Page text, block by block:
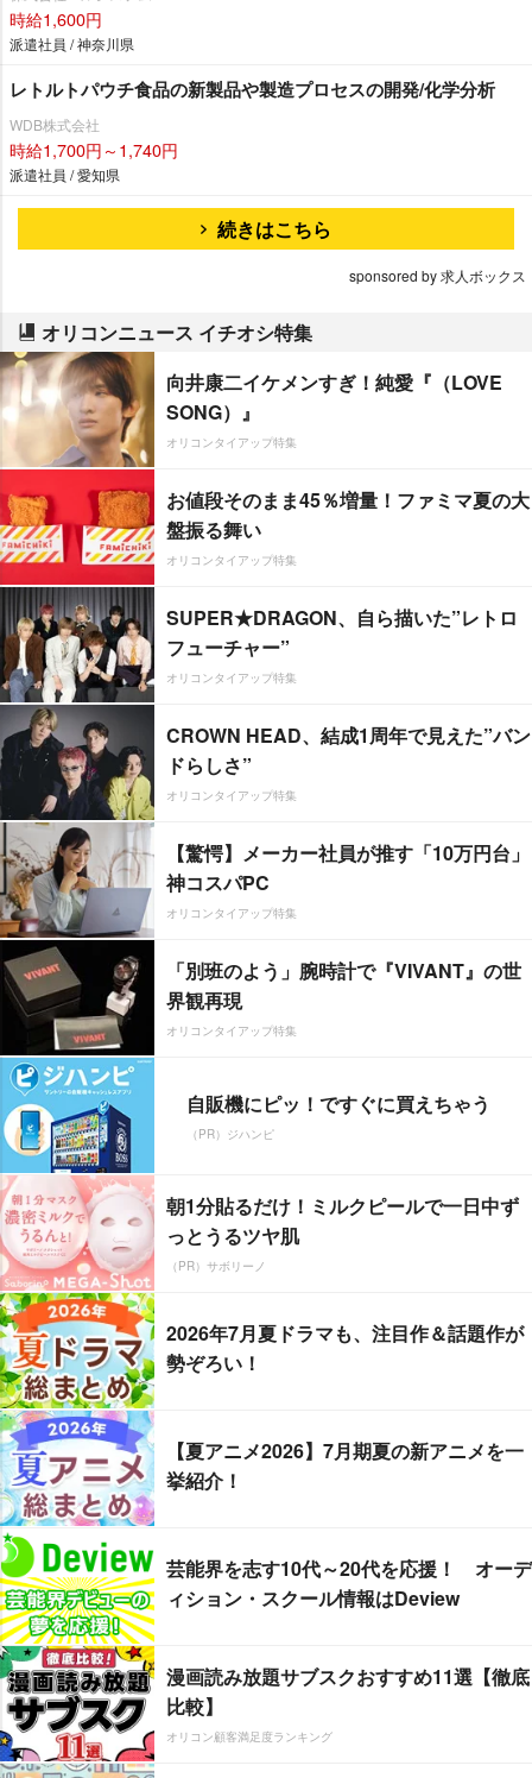
時給1,600円
派遣社員 / 神奈川県
レトルトパウチ食品の新製品や製造プロセスの開発/化学分析
WDB株式会社
時給1,700円～1,740円
派遣社員 / 愛知県
続きはこちら
sponsored by 求人ボックス
オリコンニュース イチオシ特集
向井康二イケメンすぎ！純愛『（LOVE
SONG）』
オリコンタイアップ特集
お値段そのまま45％増量！ファミマ夏の大
盤振る舞い
オリコンタイアップ特集
SUPER★DRAGON、自ら描いた”レトロ
フューチャー”
オリコンタイアップ特集
CROWN HEAD、結成1周年で見えた”バン
ドらしさ”
オリコンタイアップ特集
【驚愕】メーカー社員が推す「10万円台」
神コスパPC
オリコンタイアップ特集
「別班のよう」腕時計で『VIVANT』の世
界観再現
オリコンタイアップ特集
自販機にピッ！ですぐに買えちゃう
（PR）ジハンピ
朝1分貼るだけ！ミルクピールで一日中ず
っとうるツヤ肌
（PR）サボリーノ
2026年7月夏ドラマも、注目作＆話題作が
勢ぞろい！
【夏アニメ2026】7月期夏の新アニメを一
挙紹介！
芸能界を志す10代～20代を応援！ オーデ
ィション・スクール情報はDeview
漫画読み放題サブスクおすすめ11選【徹底
比較】
オリコン顧客満足度ランキング